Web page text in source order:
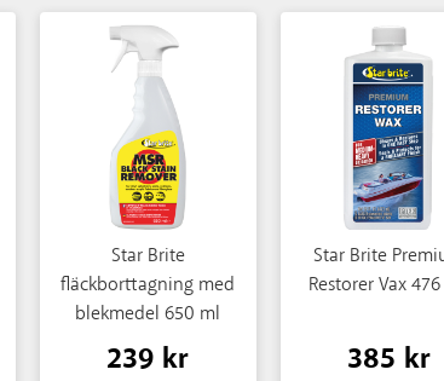
Star Brite
fläckborttagning med
blekmedel 650 ml
239 kr
Star Brite
Restorer Vax
385 kr